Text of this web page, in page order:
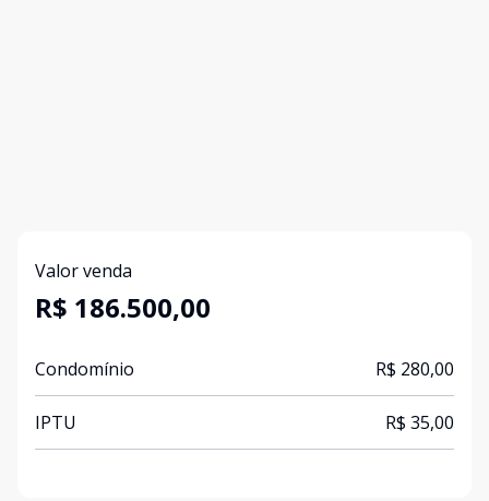
Valor venda
R$ 186.500,00
Condomínio R$ 280,00
IPTU R$ 35,00